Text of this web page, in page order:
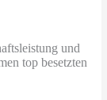
und
top besetzten